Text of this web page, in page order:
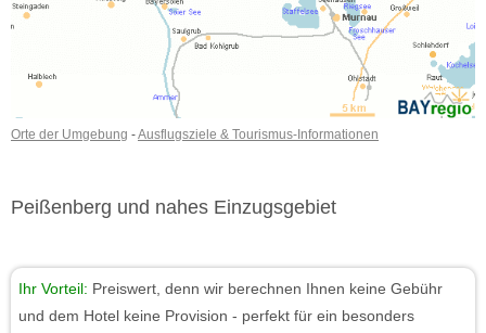
Orte der Umgebung -Ausflugsziele & Tourismus-Informationen
Peißenberg und nahes Einzugsgebiet
Ihr Vorteil: Preiswert, denn wir berechnen Ihnen keine Gebühr
und dem Hotel keine Provision - perfekt für ein besonders